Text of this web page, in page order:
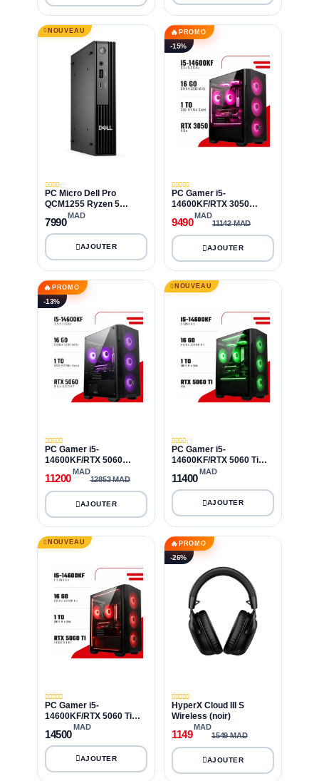
NOUVEAU
PC Micro Dell Pro
QCM1255 Ryzen 5
8500GE/16GB
DDR5/512GB SSD
7990
MAD
🔥 PROMO
-15%
PC Gamer i5-
14600KF/RTX 3050
6GB/16GB DDR4/1TB
SSD
9490
MAD
11142 MAD
🔥 PROMO
-13%
PC Gamer i5-
14600KF/RTX 5060
8GB/16GB DDR4/1TB
SSD
11200
MAD
12853 MAD
NOUVEAU
PC Gamer i5-
14600KF/RTX 5060 Ti
8GB/16GB DDR4/1TB
SSD
11400
MAD
NOUVEAU
PC Gamer i5-
14600KF/RTX 5060 Ti
16GB/16GB DDR4/1TB
SSD
14500
MAD
🔥 PROMO
-26%
HyperX Cloud III S
Wireless (noir)
1149
MAD
1549 MAD